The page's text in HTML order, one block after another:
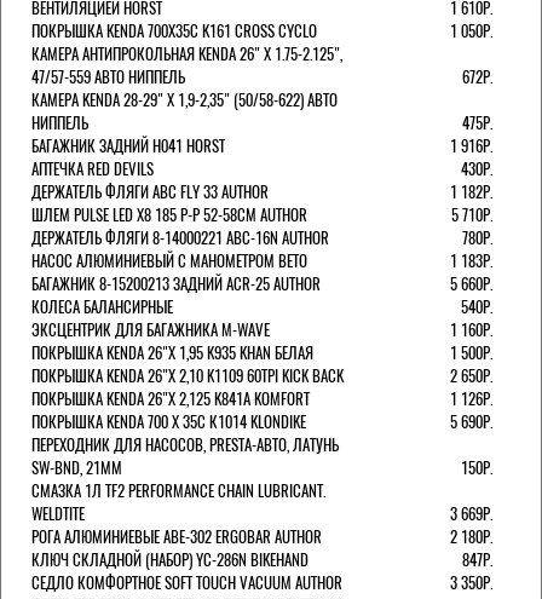
ВЕНТИЛЯЦИЕЙ HORST
1 610Р.
ПОКРЫШКА KENDA 700Х35С K161 CROSS CYCLO
1 050Р.
КАМЕРА АНТИПРОКОЛЬНАЯ KENDA 26" Х 1.75-2.125",
47/57-559 АВТО НИППЕЛЬ
672Р.
КАМЕРА KENDA 28-29" Х 1,9-2,35" (50/58-622) АВТО
НИППЕЛЬ
475Р.
БАГАЖНИК ЗАДНИЙ H041 HORST
1 916Р.
АПТЕЧКА RED DEVILS
430Р.
ДЕРЖАТЕЛЬ ФЛЯГИ АВС FLY 33 AUTHOR
1 182Р.
ШЛЕМ PULSE LED X8 185 Р-Р 52-58СМ AUTHOR
5 710Р.
ДЕРЖАТЕЛЬ ФЛЯГИ 8-14000221 ABC-16N AUTHOR
780Р.
НАСОС АЛЮМИНИЕВЫЙ С МАНОМЕТРОМ BETO
1 183Р.
БАГАЖНИК 8-15200213 ЗАДНИЙ ACR-25 AUTHOR
5 660Р.
КОЛЕСА БАЛАНСИРНЫЕ
540Р.
ЭКСЦЕНТРИК ДЛЯ БАГАЖНИКА M-WAVE
1 160Р.
ПОКРЫШКА KENDA 26"Х 1,95 K935 KHAN БЕЛАЯ
1 500Р.
ПОКРЫШКА KENDA 26"Х 2,10 K1109 60TPI KICK BACK
2 650Р.
ПОКРЫШКА KENDA 26"Х 2,125 K841A KOMFORT
1 126Р.
ПОКРЫШКА KENDA 700 Х 35С К1014 KLONDIKE
5 690Р.
ПЕРЕХОДНИК ДЛЯ НАСОСОВ, PRESTA-АВТО, ЛАТУНЬ
SW-BND, 21ММ
150Р.
СМАЗКА 1Л TF2 PERFORMANCE CHAIN LUBRICANT.
WELDTITE
3 669Р.
РОГА АЛЮМИНИЕВЫЕ ABE-302 ERGOBAR AUTHOR
2 180Р.
КЛЮЧ СКЛАДНОЙ (НАБОР) YC-286N BIKEHAND
847Р.
СЕДЛО КОМФОРТНОЕ SOFT TOUCH VACUUM AUTHOR
3 350Р.